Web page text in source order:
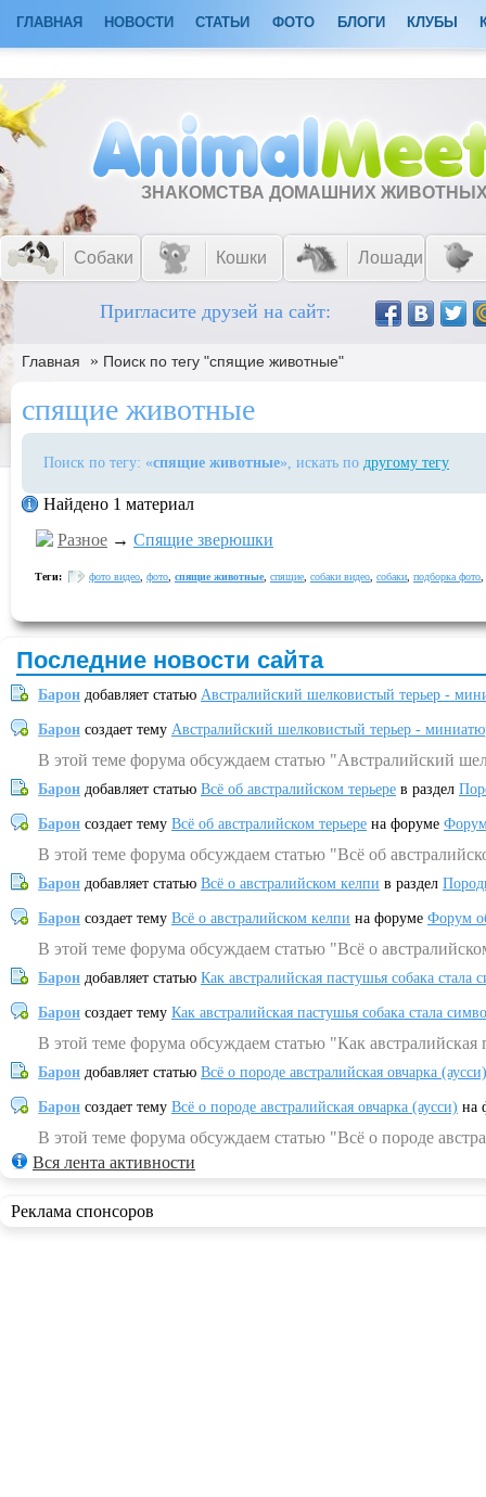
ГЛАВНАЯ НОВОСТИ СТАТЬИ ФОТО БЛОГИ КЛУБЫ
ЗНАКОМСТВА ДОМАШНИХ
Собаки Кошки Лошади
Пригласите друзей на сайт:
Главная » Поиск по тегу "спящие животные"
спящие животные
Поиск по тегу: «спящие животные», искать по другому тегу
Найдено 1 материал
Разное → Спящие зверюшки
Теги: фото видео фото спящие животные спящие собаки видео собаки подборка фото
Последние новости сайта
Барон добавляет статью Австралийский шелковистый терьер -
Барон создает тему Австралийский шелковистый терьер -
В этой теме форума обсуждаем статью "Австралийский
Барон добавляет статью Всё об австралийском терьере в раздел
Барон создает тему Всё об австралийском терьере на форуме
В этой теме форума обсуждаем статью "Всё об
Барон добавляет статью Всё о австралийском келпи в раздел
Барон создает тему Всё о австралийском келпи на форуме Форум
В этой теме форума обсуждаем статью "Всё о
Барон добавляет статью Как австралийская пастушья собака
Барон создает тему Как австралийская пастушья собака стала
В этой теме форума обсуждаем статью "Как
Барон добавляет статью Всё о породе австралийская овчарка (аусси)
Барон создает тему Всё о породе австралийская овчарка (аусси) на
В этой теме форума обсуждаем статью "Всё о породе
Вся лента активности
Реклама спонсоров